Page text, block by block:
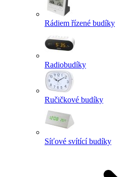
Rádiem řízené budíky
Radiobudíky
Ručičkové budíky
Síťové svítící budíky